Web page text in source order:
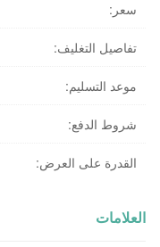
سعر:
تفاصيل التغليف:
موعد التسليم:
شروط الدفع:
القدرة على العرض:
العلامات